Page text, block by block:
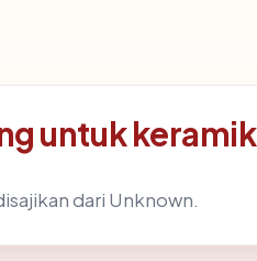
untuk
dari Unknown.